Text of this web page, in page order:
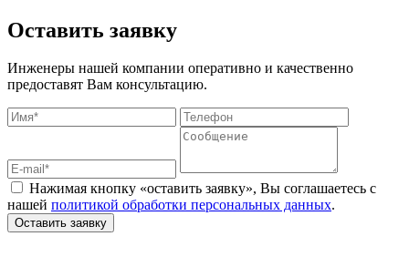
Оставить заявку
Инженеры нашей компании оперативно и качественно
предоставят Вам консультацию.
Нажимая кнопку «оставить заявку», Вы соглашаетесь с
нашей политикой обработки персональных данных.
Оставить заявку